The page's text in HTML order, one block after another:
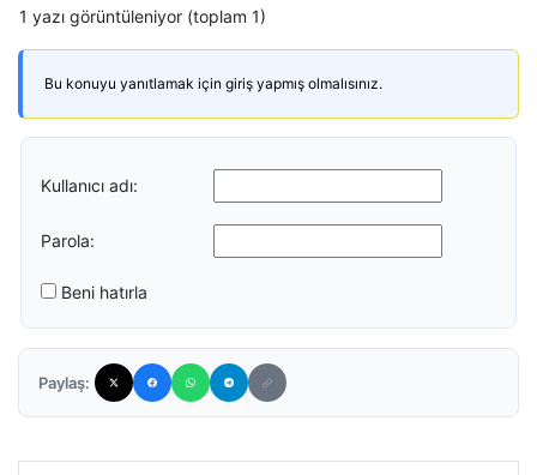
1 yazı görüntüleniyor (toplam 1)
Bu konuyu yanıtlamak için giriş yapmış olmalısınız.
Kullanıcı adı:
Parola:
Beni hatırla
Paylaş: